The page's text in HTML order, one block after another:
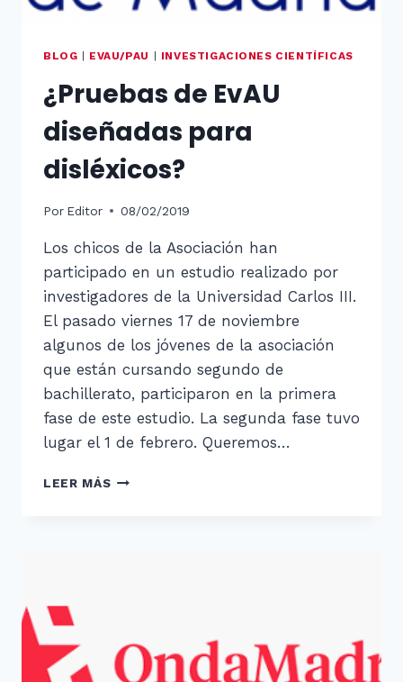
BLOG EVAU/PAU INVESTIGACIONES CIENTÍFICAS
¿Pruebas de EvAU
diseñadas para
disléxicos?
Por Editor 08/02/2019
Los chicos de la Asociación han
participado en un estudio realizado por
investigadores de la Universidad Carlos III.
El pasado viernes 17 de noviembre
algunos de los jóvenes de la asociación
que están cursando segundo de
bachillerato, participaron en la primera
fase de este estudio. La segunda fase tuvo
lugar el 1 de febrero. Queremos…
LEER MÁS¿PRUEBAS